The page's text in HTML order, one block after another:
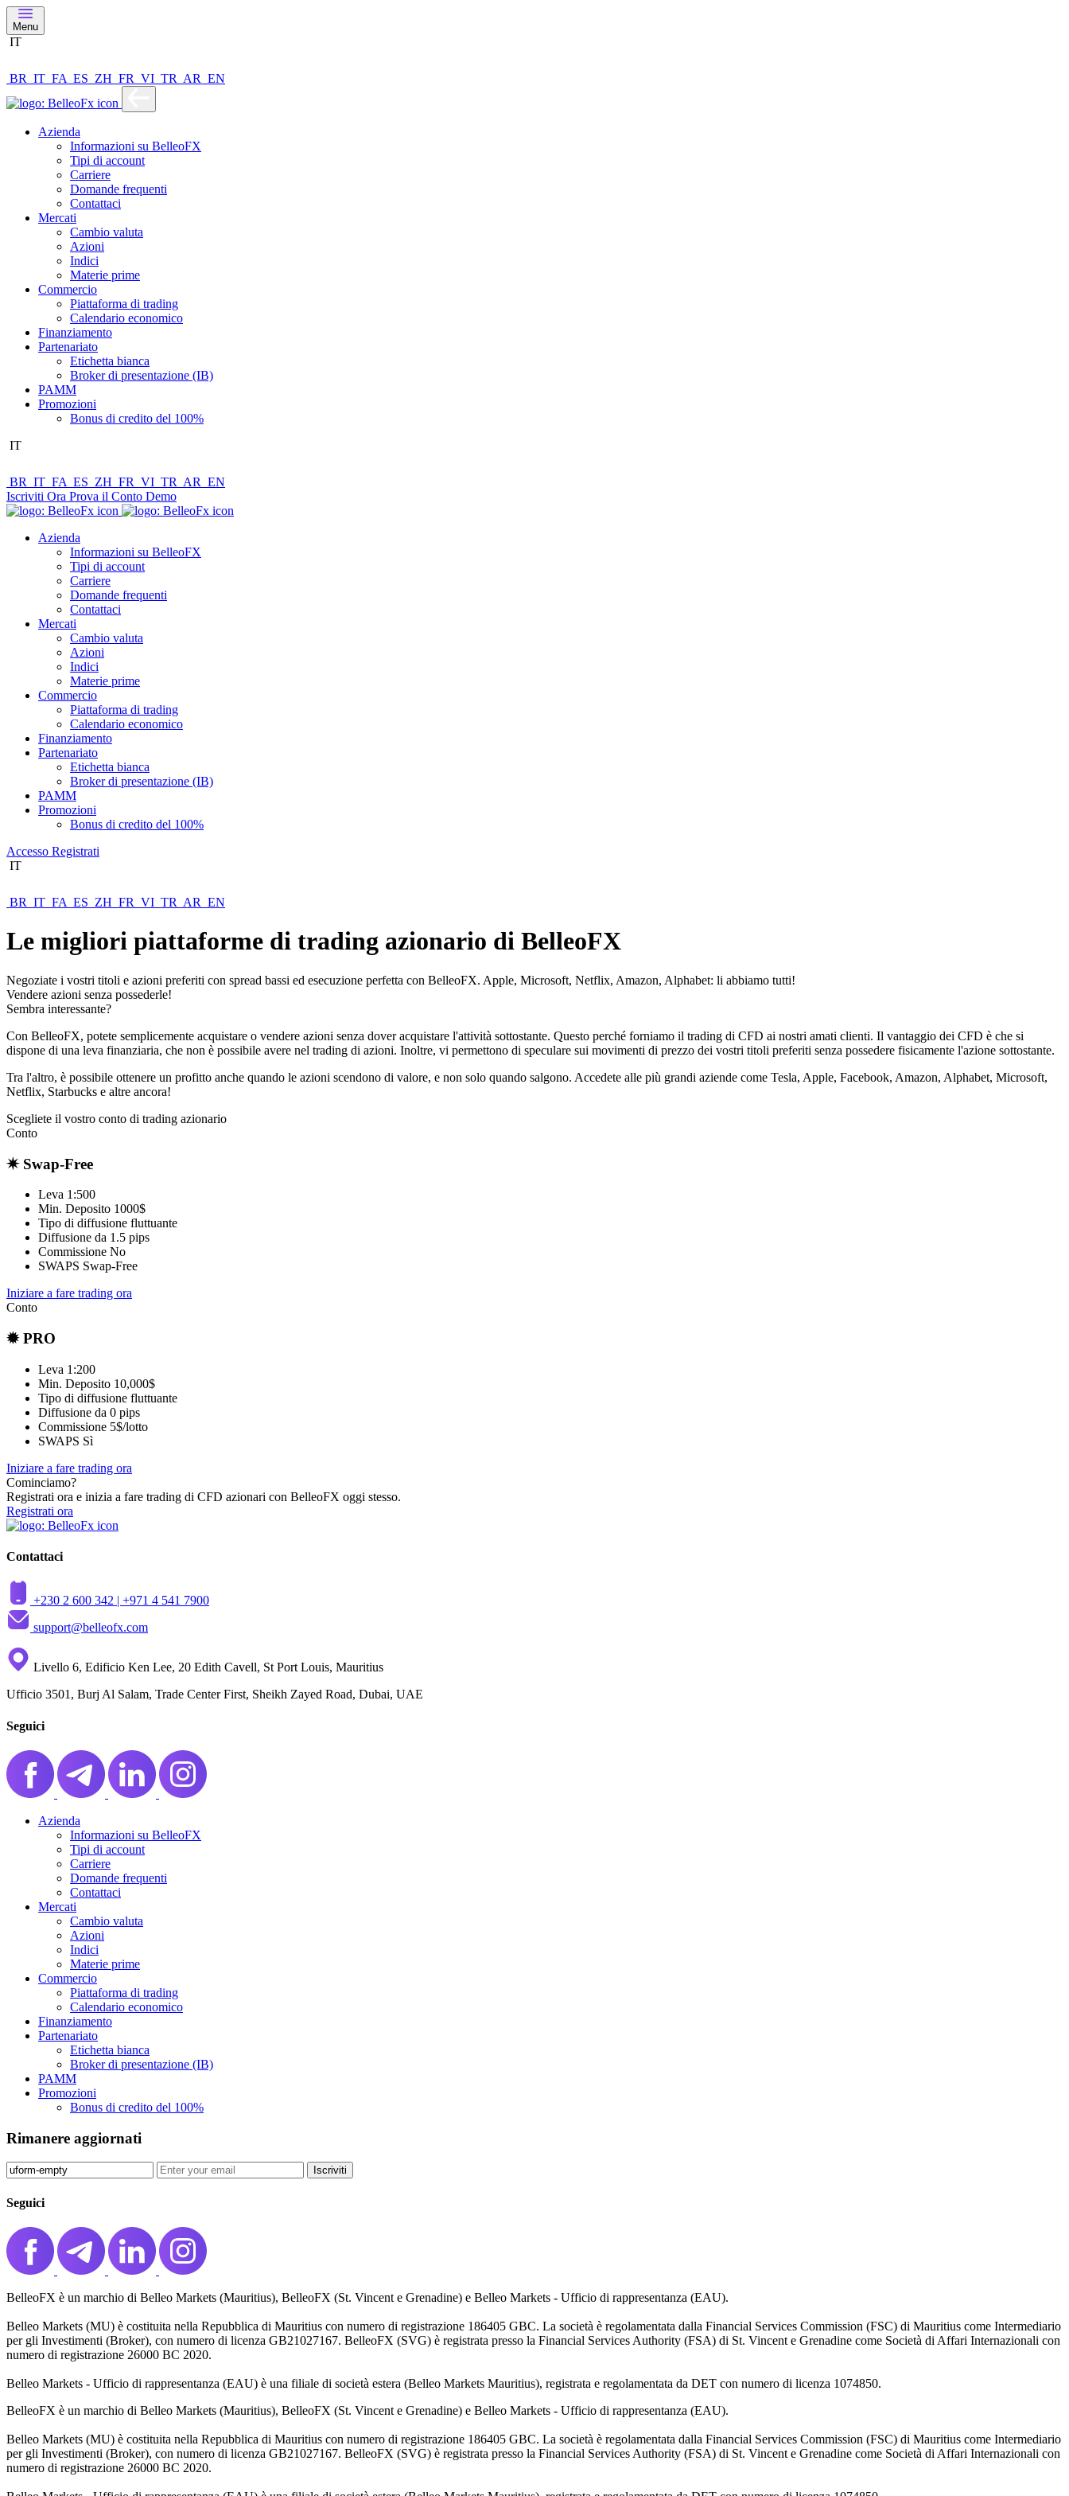
Menu
IT
BR IT FA ES ZH FR VI TR AR EN
Azienda
Informazioni su BelleoFX
Tipi di account
Carriere
Domande frequenti
Contattaci
Mercati
Cambio valuta
Azioni
Indici
Materie prime
Commercio
Piattaforma di trading
Calendario economico
Finanziamento
Partenariato
Etichetta bianca
Broker di presentazione (IB)
PAMM
Promozioni
Bonus di credito del 100%
IT
BR IT FA ES ZH FR VI TR AR EN
Iscriviti Ora Prova il Conto Demo
Azienda
Informazioni su BelleoFX
Tipi di account
Carriere
Domande frequenti
Contattaci
Mercati
Cambio valuta
Azioni
Indici
Materie prime
Commercio
Piattaforma di trading
Calendario economico
Finanziamento
Partenariato
Etichetta bianca
Broker di presentazione (IB)
PAMM
Promozioni
Bonus di credito del 100%
Accesso Registrati
IT
BR IT FA ES ZH FR VI TR AR EN
Le migliori piattaforme di trading azionario di BelleoFX
Negoziate i vostri titoli e azioni preferiti con spread bassi ed esecuzione perfetta con BelleoFX. Apple, Microsoft, Netflix, Amazon, Alphabet: li abbiamo tutti!
Vendere azioni senza possederle!
Sembra interessante?
Con BelleoFX, potete semplicemente acquistare o vendere azioni senza dover acquistare l'attività sottostante. Questo perché forniamo il trading di CFD ai nostri amati clienti. Il vantaggio dei CFD è che si
dispone di una leva finanziaria, che non è possibile avere nel trading di azioni. Inoltre, vi permettono di speculare sui movimenti di prezzo dei vostri titoli preferiti senza possedere fisicamente l'azione sottostante.
Tra l'altro, è possibile ottenere un profitto anche quando le azioni scendono di valore, e non solo quando salgono. Accedete alle più grandi aziende come Tesla, Apple, Facebook, Amazon, Alphabet, Microsoft,
Netflix, Starbucks e altre ancora!
Scegliete il vostro conto di trading azionario
Conto
✷ Swap-Free
Leva 1:500
Min. Deposito 1000$
Tipo di diffusione fluttuante
Diffusione da 1.5 pips
Commissione No
SWAPS Swap-Free
Iniziare a fare trading ora
Conto
✹ PRO
Leva 1:200
Min. Deposito 10,000$
Tipo di diffusione fluttuante
Diffusione da 0 pips
Commissione 5$/lotto
SWAPS Sì
Iniziare a fare trading ora
Cominciamo?
Registrati ora e inizia a fare trading di CFD azionari con BelleoFX oggi stesso.
Registrati ora
Contattaci
+230 2 600 342 | +971 4 541 7900
support@belleofx.com
Livello 6, Edificio Ken Lee, 20 Edith Cavell, St Port Louis, Mauritius
Ufficio 3501, Burj Al Salam, Trade Center First, Sheikh Zayed Road, Dubai, UAE
Seguici
Azienda
Informazioni su BelleoFX
Tipi di account
Carriere
Domande frequenti
Contattaci
Mercati
Cambio valuta
Azioni
Indici
Materie prime
Commercio
Piattaforma di trading
Calendario economico
Finanziamento
Partenariato
Etichetta bianca
Broker di presentazione (IB)
PAMM
Promozioni
Bonus di credito del 100%
Rimanere aggiornati
Iscriviti️
Seguici
BelleoFX è un marchio di Belleo Markets (Mauritius), BelleoFX (St. Vincent e Grenadine) e Belleo Markets - Ufficio di rappresentanza (EAU).
Belleo Markets (MU) è costituita nella Repubblica di Mauritius con numero di registrazione 186405 GBC. La società è regolamentata dalla Financial Services Commission (FSC) di Mauritius come Intermediario
per gli Investimenti (Broker), con numero di licenza GB21027167. BelleoFX (SVG) è registrata presso la Financial Services Authority (FSA) di St. Vincent e Grenadine come Società di Affari Internazionali con
numero di registrazione 26000 BC 2020.
Belleo Markets - Ufficio di rappresentanza (EAU) è una filiale di società estera (Belleo Markets Mauritius), registrata e regolamentata da DET con numero di licenza 1074850.
BelleoFX è un marchio di Belleo Markets (Mauritius), BelleoFX (St. Vincent e Grenadine) e Belleo Markets - Ufficio di rappresentanza (EAU).
Belleo Markets (MU) è costituita nella Repubblica di Mauritius con numero di registrazione 186405 GBC. La società è regolamentata dalla Financial Services Commission (FSC) di Mauritius come Intermediario
per gli Investimenti (Broker), con numero di licenza GB21027167. BelleoFX (SVG) è registrata presso la Financial Services Authority (FSA) di St. Vincent e Grenadine come Società di Affari Internazionali con
numero di registrazione 26000 BC 2020.